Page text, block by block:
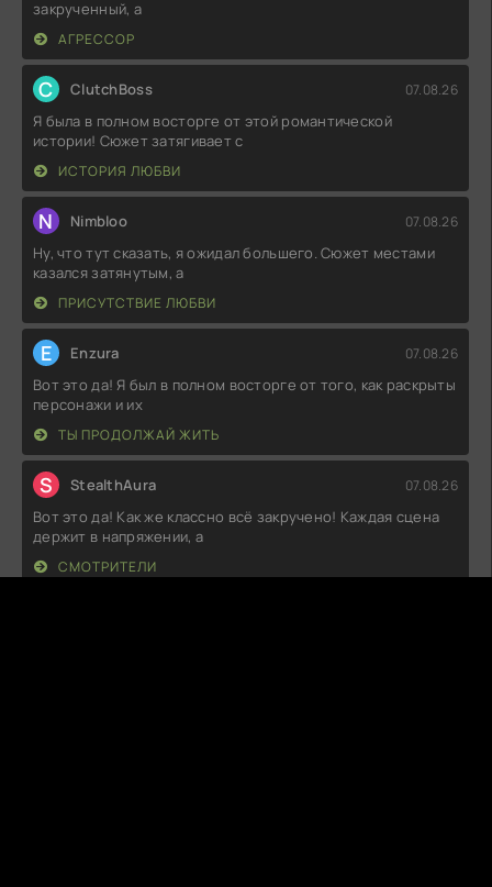
закрученный, а
АГРЕССОР
C ClutchBoss 07.08.26
Я была в полном восторге от этой романтической
истории! Сюжет затягивает с
ИСТОРИЯ ЛЮБВИ
N Nimbloo 07.08.26
Ну, что тут сказать, я ожидал большего. Сюжет местами
казался затянутым, а
ПРИСУТСТВИЕ ЛЮБВИ
E Enzura 07.08.26
Вот это да! Я был в полном восторге от того, как раскрыты
персонажи и их
ТЫ ПРОДОЛЖАЙ ЖИТЬ
S StealthAura 07.08.26
Вот это да! Как же классно всё закручено! Каждая сцена
держит в напряжении, а
СМОТРИТЕЛИ